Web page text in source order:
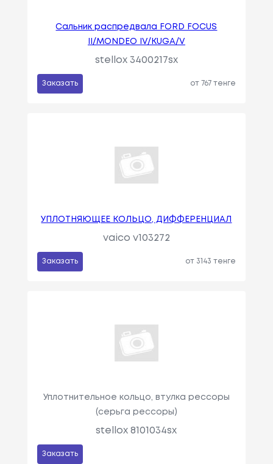
Сальник распредвала FORD FOCUS
II/MONDEO IV/KUGA/V
stellox 3400217sx
Заказать от 767 тенге
УПЛОТНЯЮЩЕЕ КОЛЬЦО, ДИФФЕРЕНЦИАЛ
vaico v103272
Заказать от 3143 тенге
Уплотнительное кольцо, втулка рессоры
(серьга рессоры)
stellox 8101034sx
Заказать